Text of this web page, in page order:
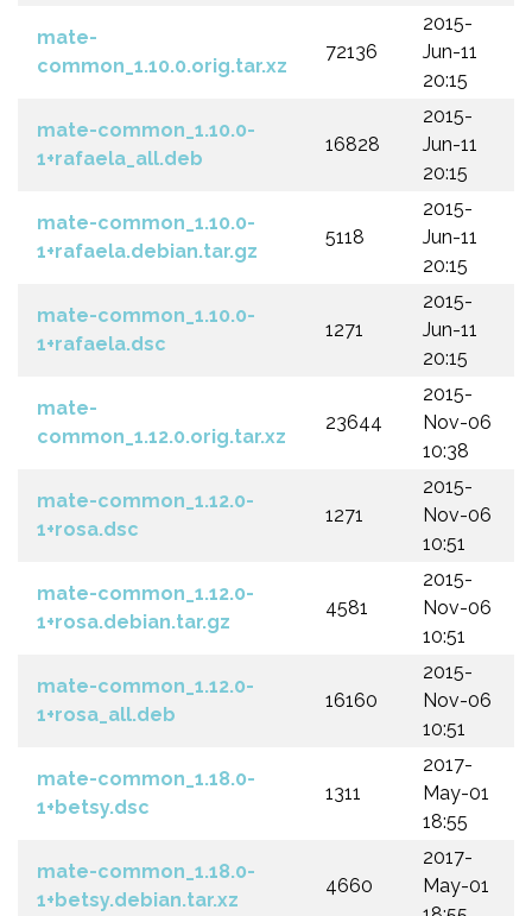
mate-
common_1.10.0.orig.tar.xz
72136
2015-
Jun-11
20:15
mate-common_1.10.0-
1+rafaela_all.deb
16828
2015-
Jun-11
20:15
mate-common_1.10.0-
1+rafaela.debian.tar.gz
5118
2015-
Jun-11
20:15
mate-common_1.10.0-
1+rafaela.dsc
1271
2015-
Jun-11
20:15
mate-
common_1.12.0.orig.tar.xz
23644
2015-
Nov-06
10:38
mate-common_1.12.0-
1+rosa.dsc
1271
2015-
Nov-06
10:51
mate-common_1.12.0-
1+rosa.debian.tar.gz
4581
2015-
Nov-06
10:51
mate-common_1.12.0-
1+rosa_all.deb
16160
2015-
Nov-06
10:51
mate-common_1.18.0-
1+betsy.dsc
1311
2017-
May-01
18:55
mate-common_1.18.0-
1+betsy.debian.tar.xz
4660
2017-
May-01